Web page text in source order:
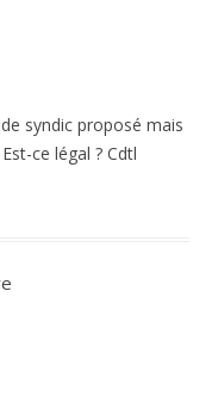
syndic proposé mais
ce légal ? Cdtl